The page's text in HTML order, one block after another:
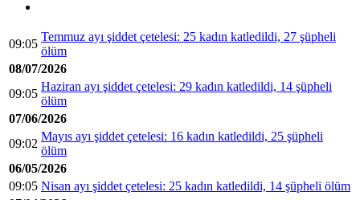
09:05
Temmuz ayı şiddet çetelesi: 25 kadın katledildi, 27 şüpheli
ölüm
08/07/2026
09:05
Haziran ayı şiddet çetelesi: 29 kadın katledildi, 14 şüpheli
ölüm
07/06/2026
09:02
Mayıs ayı şiddet çetelesi: 16 kadın katledildi, 25 şüpheli
ölüm
06/05/2026
09:05 Nisan ayı şiddet çetelesi: 25 kadın katledildi, 14 şüpheli ölüm